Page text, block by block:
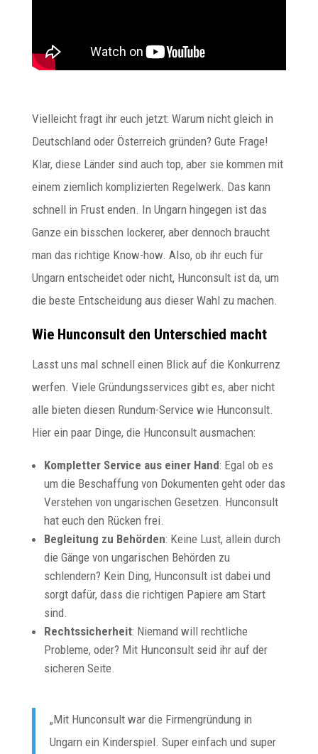
Vielleicht fragt ihr euch jetzt: Warum nicht gleich in
Deutschland oder Österreich gründen? Gute Frage!
Klar, diese Länder sind auch top, aber sie kommen mit
einem ziemlich komplizierten Regelwerk. Das kann
schnell in Frust enden. In Ungarn hingegen ist das
Ganze ein bisschen lockerer, aber dennoch braucht
man das richtige Know-how. Also, ob ihr euch für
Ungarn entscheidet oder nicht, Hunconsult ist da, um
die beste Entscheidung aus dieser Wahl zu machen.
Wie Hunconsult den Unterschied macht
Lasst uns mal schnell einen Blick auf die Konkurrenz
werfen. Viele Gründungsservices gibt es, aber nicht
alle bieten diesen Rundum-Service wie Hunconsult.
Hier ein paar Dinge, die Hunconsult ausmachen:
Kompletter Service aus einer Hand: Egal ob es
um die Beschaffung von Dokumenten geht oder das
Verstehen von ungarischen Gesetzen. Hunconsult
hat euch den Rücken frei.
Begleitung zu Behörden: Keine Lust, allein durch
die Gänge von ungarischen Behörden zu
schlendern? Kein Ding, Hunconsult ist dabei und
sorgt dafür, dass die richtigen Papiere am Start
sind.
Rechtssicherheit: Niemand will rechtliche
Probleme, oder? Mit Hunconsult seid ihr auf der
sicheren Seite.
„Mit Hunconsult war die Firmengründung in
Ungarn ein Kinderspiel. Super einfach und super